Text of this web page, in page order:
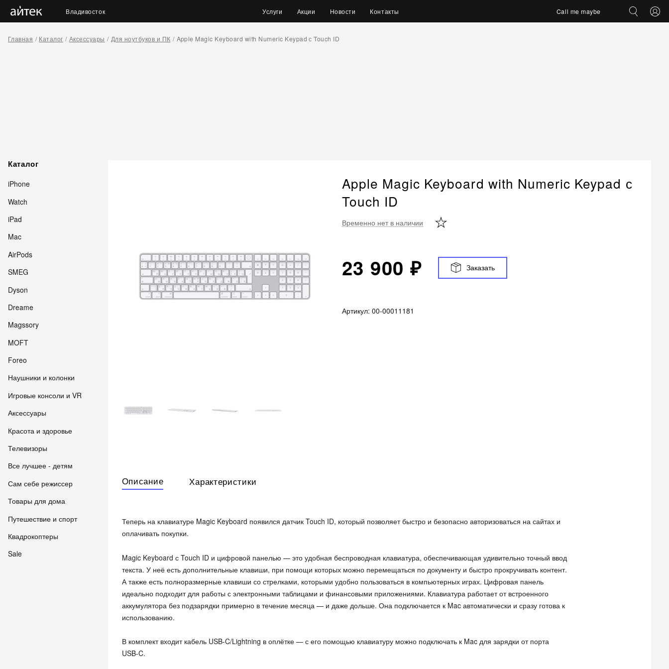
Владивосток Услуги Акции Новости Контакты Call me maybe
Главная Каталог Аксессуары Для ноутбуков и ПК Apple Magic Keyboard with Numeric Keypad с Touch ID
Каталог
iPhone
Watch
iPad
Mac
AirPods
SMEG
Dyson
Dreame
Magssory
MOFT
Foreo
Наушники и колонки
Игровые консоли и VR
Аксессуары
Красота и здоровье
Телевизоры
Все лучшее - детям
Сам себе режиссер
Товары для дома
Путешествие и спорт
Квадрокоптеры
Sale
Apple Magic Keyboard with Numeric Keypad с
Touch ID
Временно нет в наличии
23 900 ₽ Заказать
Артикул: 00-00011181
Описание Характеристики
Теперь на клавиатуре Magic Keyboard появился датчик Touch ID, который позволяет быстро и безопасно авторизоваться на сайтах и
оплачивать покупки.
Magic Keyboard с Touch ID и цифровой панелью — это удобная беспроводная клавиатура, обеспечивающая удивительно точный ввод
текста. У неё есть дополнительные клавиши, при помощи которых можно перемещаться по документу и быстро прокручивать контент.
А также есть полноразмерные клавиши со стрелками, которыми удобно пользоваться в компьютерных играх. Цифровая панель
идеально подходит для работы с электронными таблицами и финансовыми приложениями. Клавиатура работает от встроенного
аккумулятора без подзарядки примерно в течение месяца — и даже дольше. Она подключается к Mac автоматически и сразу готова к
использованию.
В комплект входит кабель USB‑C/Lightning в оплётке — с его помощью клавиатуру можно подключать к Mac для зарядки от порта
USB‑C.